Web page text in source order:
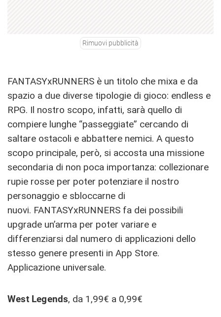
Rimuovi pubblicità
FANTASYxRUNNERS è un titolo che mixa e da
spazio a due diverse tipologie di gioco: endless e
RPG. Il nostro scopo, infatti, sarà quello di
compiere lunghe “passeggiate” cercando di
saltare ostacoli e abbattere nemici. A questo
scopo principale, però, si accosta una missione
secondaria di non poca importanza: collezionare
rupie rosse per poter potenziare il nostro
personaggio e sbloccarne di
nuovi. FANTASYxRUNNERS fa dei possibili
upgrade un’arma per poter variare e
differenziarsi dal numero di applicazioni dello
stesso genere presenti in App Store.
Applicazione universale.
West Legends, da 1,99€ a 0,99€